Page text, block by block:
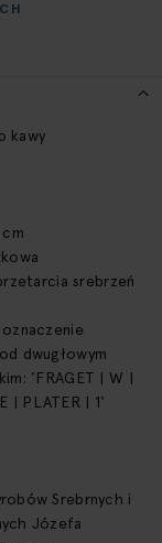
kawy
srebrzeń
dwugłowym
'FRAGET | W |
| PLATER | 1'
Srebrnych i
Józefa